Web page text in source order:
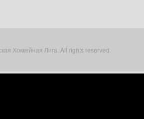
Хоккейная Лига. All rights reserved.